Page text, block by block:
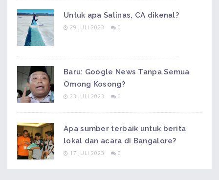
Untuk apa Salinas, CA dikenal?
29 JULI 2023 0
Baru: Google News Tanpa Semua
Omong Kosong?
23 JULI 2023 0
Apa sumber terbaik untuk berita
lokal dan acara di Bangalore?
17 JULI 2023 0